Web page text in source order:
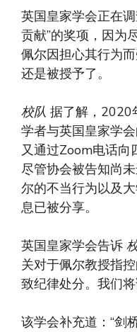
英国皇家学会正在
贡献”的奖项，因为
佩尔因担心其行为
还是被授予了。
校队 据了解，2020
学者与英国皇家学
又通过Zoom电话向
尽管协会被告知尚
尔的不当行为以及
息已被分享。
英国皇家学会告诉
关对于佩尔教授指
致纪律处分。我们
该学会补充道：“剑